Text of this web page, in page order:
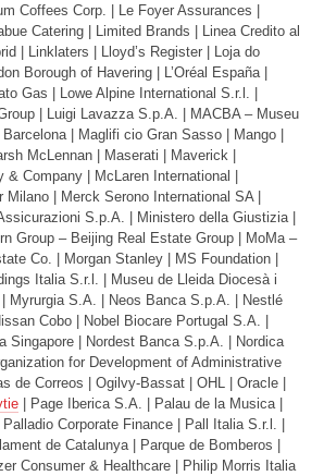
Coffees Corp. | Le Foyer Assurances |
Catering | Limited Brands | Linea Credito al
| Linklaters | Lloyd’s Register | Loja do
Borough of Havering | L’Oréal España |
Gas | Lowe Alpine International S.r.l. |
| Luigi Lavazza S.p.A. | MACBA – Museu
| Maglifi cio Gran Sasso | Mango |
McLennan | Maserati | Maverick |
Company | McLaren International |
Milano | Merck Serono International SA |
S.p.A. | Ministero della Giustizia |
Group – Beijing Real Estate Group | MoMa –
Co. | Morgan Stanley | MS Foundation |
Italia S.r.l. | Museu de Lleida Diocesà i
Myrurgia S.A. | Neos Banca S.p.A. | Nestlé
Cobo | Nobel Biocare Portugal S.A. |
Singapore | Nordest Banca S.p.A. | Nordica
for Development of Administrative
de Correos | Ogilvy-Bassat | OHL | Oracle |
| Page Iberica S.A. | Palau de la Musica |
Corporate Finance | Pall Italia S.r.l. |
de Catalunya | Parque de Bomberos |
Consumer & Healthcare | Philip Morris Italia